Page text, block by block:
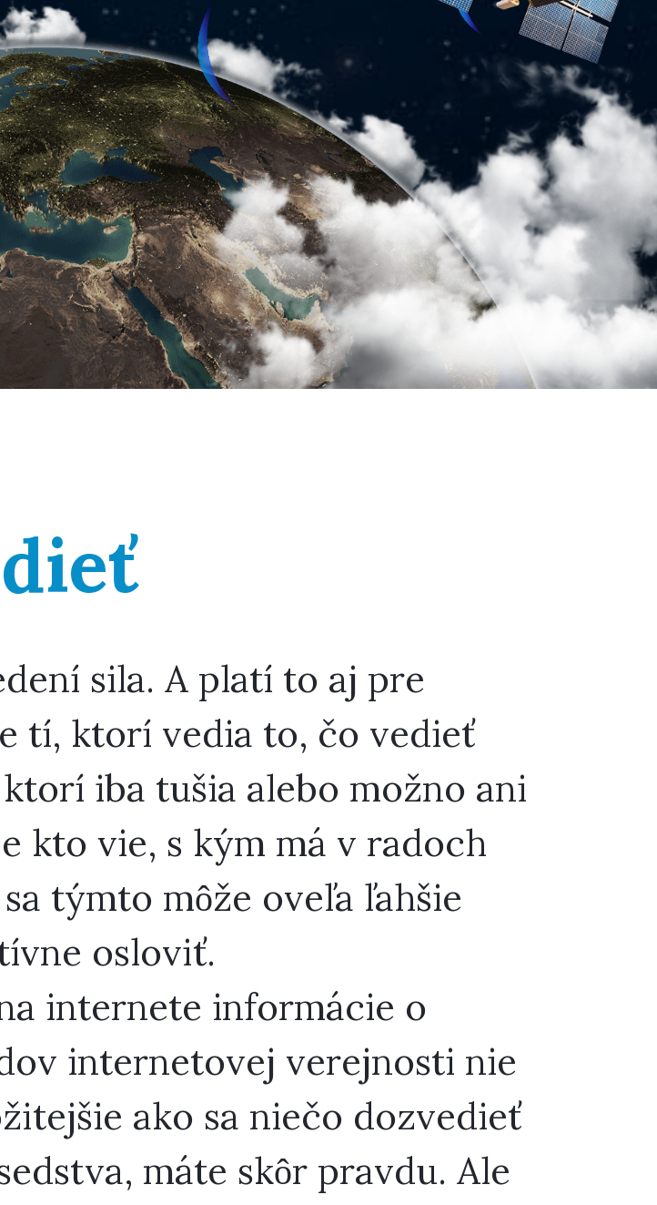
sila. A platí to aj pre
tí, ktorí vedia to, čo vedieť
iba tušia alebo možno ani
kto vie, s kým má v radoch
týmto môže oveľa ľahšie
osloviť.
internete informácie o
internetovej verejnosti nie
ako sa niečo dozvedieť
máte skôr pravdu. Ale